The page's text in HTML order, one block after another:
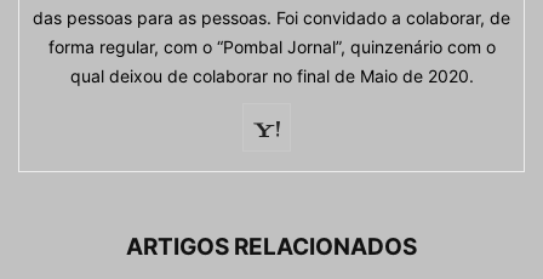
das pessoas para as pessoas. Foi convidado a colaborar, de
forma regular, com o “Pombal Jornal”, quinzenário com o
qual deixou de colaborar no final de Maio de 2020.
ARTIGOS RELACIONADOS